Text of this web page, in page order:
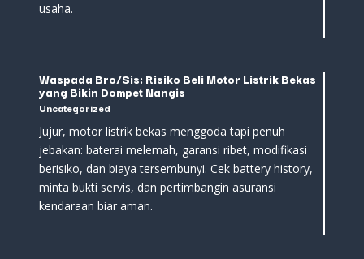
usaha.
Waspada Bro/Sis: Risiko Beli Motor Listrik Bekas
yang Bikin Dompet Nangis
Uncategorized
Jujur, motor listrik bekas menggoda tapi penuh
jebakan: baterai melemah, garansi ribet, modifikasi
berisiko, dan biaya tersembunyi. Cek battery history,
minta bukti servis, dan pertimbangin asuransi
kendaraan biar aman.